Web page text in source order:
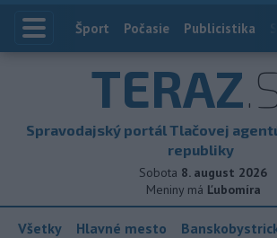
Index
Šport Počasie Publicistika
TERAZ
Spravodajský portál Tlačovej
republiky
Sobota 8. august 2026
Meniny má Ľubomíra
Všetky Hlavné mesto